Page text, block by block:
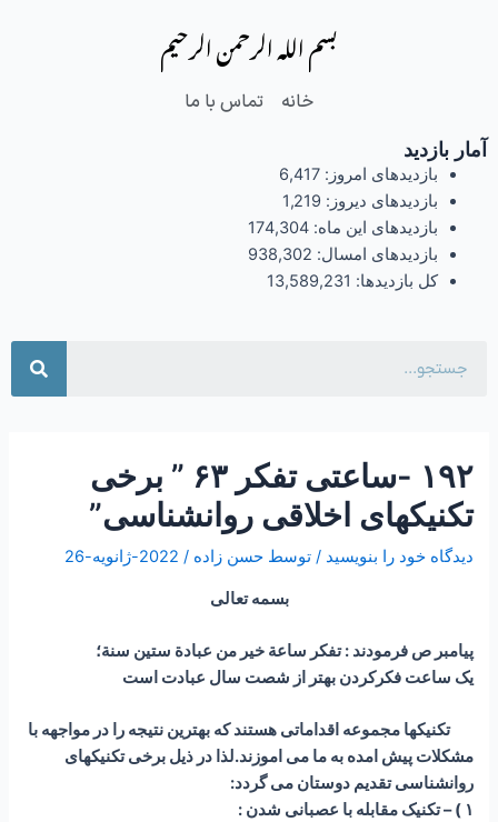
بسم الله الرحمن الرحیم
خانه تماس با ما
آمار بازدید
بازدیدهای امروز: 6,417
بازدیدهای دیروز: 1,219
بازدیدهای این ماه: 174,304
بازدیدهای امسال: 938,302
کل بازدیدها: 13,589,231
۱۹۲ -ساعتی تفکر ۶۳ ” برخی
تکنیکهای اخلاقی روانشناسی”
دیدگاه‌ خود را بنویسید / توسطحسن زاده/ 2022-ژانویه-26
بسمه تعالی
پیامبر ص فرمودند : تفكر ساعة خير من عبادة ستين سنة؛
یک ساعت فکرکردن بهتر از شصت سال عبادت است
تکنیکها مجموعه اقداماتی هستند که بهترین نتیجه را در مواجهه با
مشکلات پیش امده به ما می اموزند.لذا در ذیل برخی تکنیکهای
روانشناسی تقدیم دوستان می گردد:
۱ ) – تکنیک مقابله با عصبانی شدن :